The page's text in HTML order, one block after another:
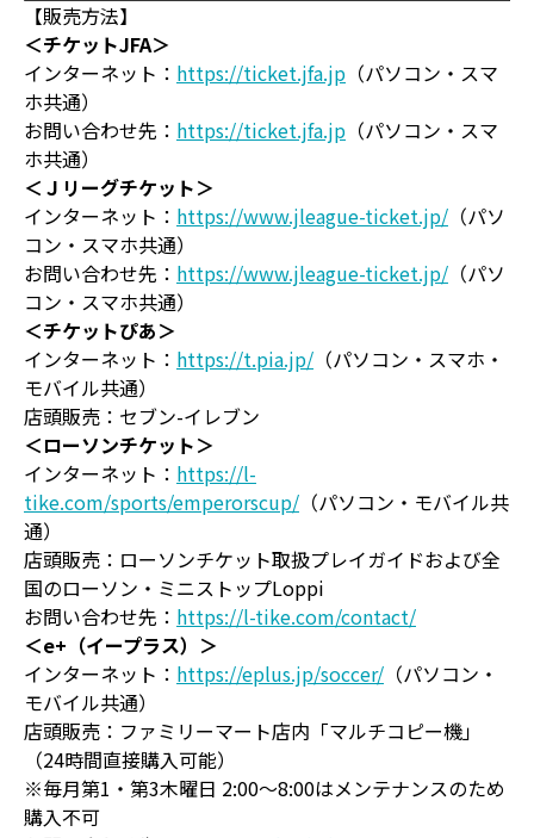
【販売方法】
＜チケットJFA＞
インターネット： https://ticket.jfa.jp （パソコン・スマ
ホ共通）
お問い合わせ先： https://ticket.jfa.jp （パソコン・スマ
ホ共通）
＜Ｊリーグチケット＞
インターネット： https://www.jleague-ticket.jp/ （パソ
コン・スマホ共通）
お問い合わせ先： https://www.jleague-ticket.jp/ （パソ
コン・スマホ共通）
＜チケットぴあ＞
インターネット： https://t.pia.jp/ （パソコン・スマホ・
モバイル共通）
店頭販売：セブン-イレブン
＜ローソンチケット＞
インターネット： https://l-
tike.com/sports/emperorscup/ （パソコン・モバイル共
通）
店頭販売：ローソンチケット取扱プレイガイドおよび全
国のローソン・ミニストップLoppi
お問い合わせ先： https://l-tike.com/contact/
＜e+（イープラス）＞
インターネット： https://eplus.jp/soccer/ （パソコン・
モバイル共通）
店頭販売：ファミリーマート店内「マルチコピー機」
（24時間直接購入可能）
※毎月第1・第3木曜日 2:00～8:00はメンテナンスのため
購入不可